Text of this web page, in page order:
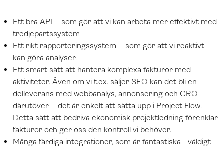
Ett bra API – som gör att vi kan arbeta mer effektivt med
tredjepartssystem
Ett rikt rapporteringssystem – som gör att vi reaktivt
kan göra analyser.
Ett smart sätt att hantera komplexa fakturor med
aktiviteter. Även om vi t.ex. säljer SEO kan det bli en
delleverans med webbanalys, annonsering och CRO
därutöver – det är enkelt att sätta upp i Project Flow.
Detta sätt att bedriva ekonomisk projektledning förenklar
fakturor och ger oss den kontroll vi behöver.
Många färdiga integrationer, som är fantastiska - väldigt